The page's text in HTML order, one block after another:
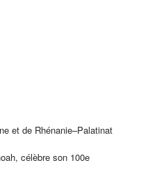
et de Rhénanie–Palatinat
célèbre son 100e